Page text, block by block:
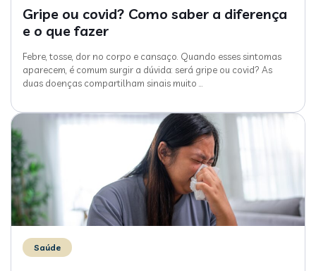
Gripe ou covid? Como saber a diferença
e o que fazer
Febre, tosse, dor no corpo e cansaço. Quando esses sintomas
aparecem, é comum surgir a dúvida: será gripe ou covid? As
duas doenças compartilham sinais muito …
Saúde